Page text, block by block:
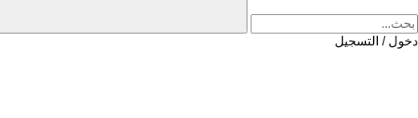
دخول / التسجيل